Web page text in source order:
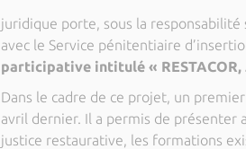
juridique porte, sous la
avec le Service pénitentiaire
participative intitulé «
Dans le cadre de ce projet, un
avril dernier. Il a permis de présenter
justice restaurative, les formations